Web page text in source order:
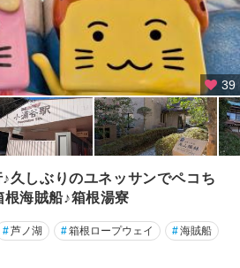
39
しぶりのユネッサンでペコち
根海賊船♪箱根湯寮
#芦ノ湖 #箱根ロープウェイ #海賊船